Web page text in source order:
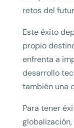
retos del
Este éxito
propio
enfrenta a
desarrollo
también una
Para tener